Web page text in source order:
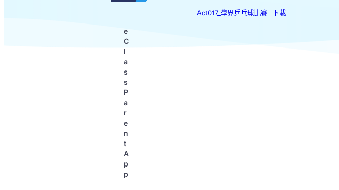
e
C
l
a
s
s
P
a
r
e
n
t
A
p
p
Act017_學界乒乓球比賽 下載